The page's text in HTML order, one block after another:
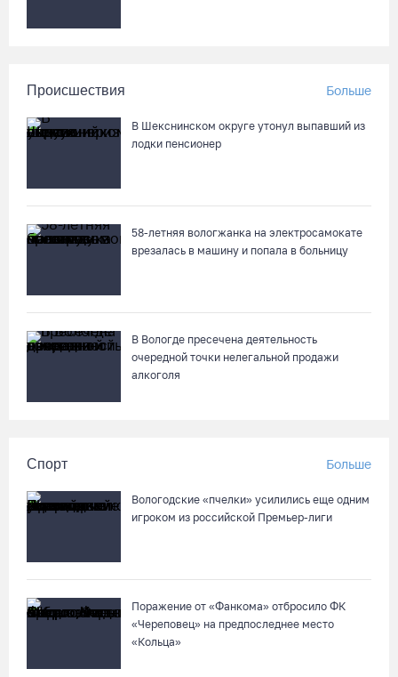
Происшествия Больше
В Шекснинском округе утонул выпавший из
лодки пенсионер
58-летняя вологжанка на электросамокате
врезалась в машину и попала в больницу
В Вологде пресечена деятельность
очередной точки нелегальной продажи
алкоголя
Спорт Больше
Вологодские «пчелки» усилились еще одним
игроком из российской Премьер-лиги
Поражение от «Фанкома» отбросило ФК
«Череповец» на предпоследнее место
«Кольца»